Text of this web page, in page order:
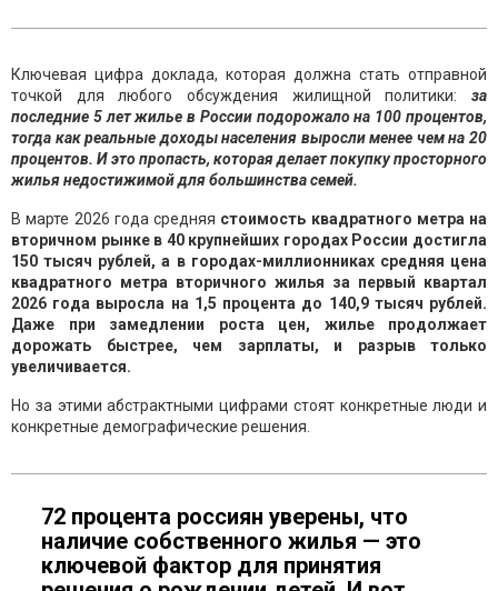
Ключевая цифра доклада, которая должна стать отправной
точкой для любого обсуждения жилищной политики: за
последние 5 лет жилье в России подорожало на 100 процентов,
тогда как реальные доходы населения выросли менее чем на 20
процентов. И это пропасть, которая делает покупку просторного
жилья недостижимой для большинства семей.
В марте 2026 года средняя стоимость квадратного метра на
вторичном рынке в 40 крупнейших городах России достигла
150 тысяч рублей, а в городах-миллионниках средняя цена
квадратного метра вторичного жилья за первый квартал
2026 года выросла на 1,5 процента до 140,9 тысяч рублей.
Даже при замедлении роста цен, жилье продолжает
дорожать быстрее, чем зарплаты, и разрыв только
увеличивается.
Но за этими абстрактными цифрами стоят конкретные люди и
конкретные демографические решения.
72 процента россиян уверены, что
наличие собственного жилья — это
ключевой фактор для принятия